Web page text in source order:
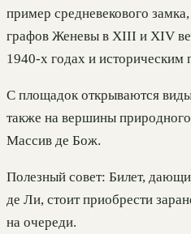
пример средневекового
графов Женевы в XIII и XIV
1940-х годах и историческим
С площадок открываются
также на вершины
Массив де Бож.
Полезный совет: Билет,
де Ли, стоит приобрести
на очереди.